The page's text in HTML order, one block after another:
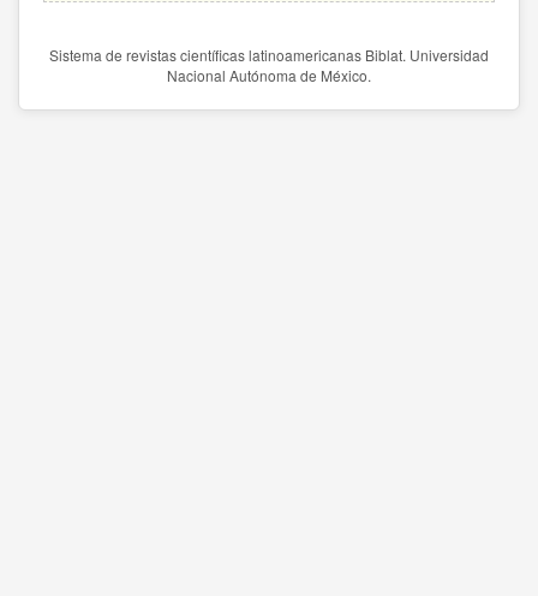
Sistema de revistas científicas latinoamericanas Biblat. Universidad
Nacional Autónoma de México.